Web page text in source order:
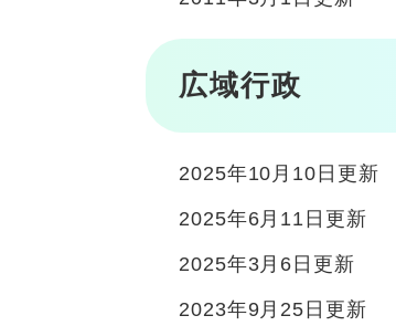
広域行政
2025年10月10日更新
2025年6月11日更新
2025年3月6日更新
2023年9月25日更新